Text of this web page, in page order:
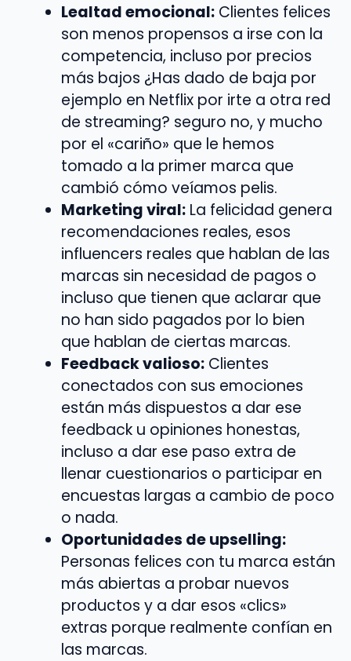
Lealtad emocional:Clientes felices
son menos propensos a irse con la
competencia, incluso por precios
más bajos ¿Has dado de baja por
ejemplo en Netflix por irte a otra red
de streaming? seguro no, y mucho
por el «cariño» que le hemos
tomado a la primer marca que
cambió cómo veíamos pelis.
Marketing viral:La felicidad genera
recomendaciones reales, esos
influencers reales que hablan de las
marcas sin necesidad de pagos o
incluso que tienen que aclarar que
no han sido pagados por lo bien
que hablan de ciertas marcas.
Feedback valioso:Clientes
conectados con sus emociones
están más dispuestos a dar ese
feedback u opiniones honestas,
incluso a dar ese paso extra de
llenar cuestionarios o participar en
encuestas largas a cambio de poco
o nada.
Oportunidades de upselling:
Personas felices con tu marca están
más abiertas a probar nuevos
productos y a dar esos «clics»
extras porque realmente confían en
las marcas.